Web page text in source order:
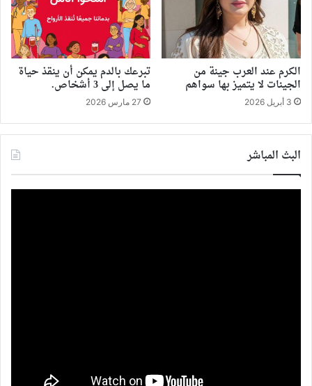
الكرم عند العرب جينة من
الجينات لا يتميز بها سواهم
3 أبريل 2026
تبرعك بالدم يمكن أن ينقذ حياة
ما يصل إلى 3 أشخاص.
27 مارس 2026
البث المباشر